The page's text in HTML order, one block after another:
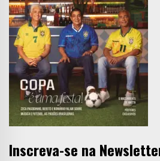
Inscreva-se na